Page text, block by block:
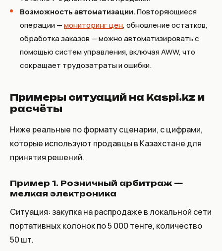
Возможность автоматизации.Повторяющиеся
операции —мониторинг цен, обновление остатков,
обработка заказов — можно автоматизировать с
помощью систем управления, включая AWW, что
сокращает трудозатраты и ошибки.
Примеры ситуаций на Kaspi.kz и
расчёты
Ниже реальные по формату сценарии, с цифрами,
которые используют продавцы в Казахстане для
принятия решений.
Пример 1. Розничный арбитраж —
мелкая электроника
Ситуация: закупка на распродаже в локальной сети
портативных колонок по 5 000 тенге, количество
50 шт.